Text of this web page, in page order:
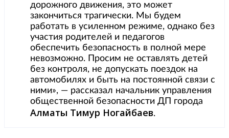
дорожного движения, это может
закончиться трагически. Мы будем
работать в усиленном режиме, однако без
участия родителей и педагогов
обеспечить безопасность в полной мере
невозможно. Просим не оставлять детей
без контроля, не допускать поездок на
автомобилях и быть на постоянной связи с
ними», — рассказал начальник управления
общественной безопасности ДП города
Алматы Тимур Ногайбаев.